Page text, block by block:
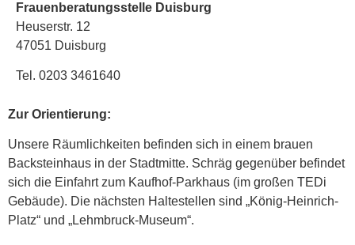
Frauenberatungsstelle Duisburg
Heuserstr. 12
47051 Duisburg
Tel. 0203 3461640
Zur Orientierung:
Unsere Räumlichkeiten befinden sich in einem brauen
Backsteinhaus in der Stadtmitte. Schräg gegenüber befindet
sich die Einfahrt zum Kaufhof-Parkhaus (im großen TEDi
Gebäude). Die nächsten Haltestellen sind „König-Heinrich-
Platz“ und „Lehmbruck-Museum“.